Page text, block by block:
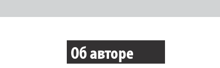
Об авторе